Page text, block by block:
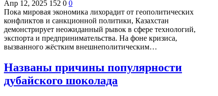
Апр 12, 2025 152 0 0
Пока мировая экономика лихорадит от геополитических
конфликтов и санкционной политики, Казахстан
демонстрирует неожиданный рывок в сфере технологий,
экспорта и предпринимательства. На фоне кризиса,
вызванного жёстким внешнеполитическим…
Названы причины популярности
дубайского шоколада